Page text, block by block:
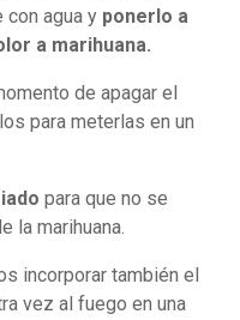
agua y ponerlo a
a marihuana.
de apagar el
para meterlas en un
para que no se
la marihuana.
incorporar también el
vez al fuego en una